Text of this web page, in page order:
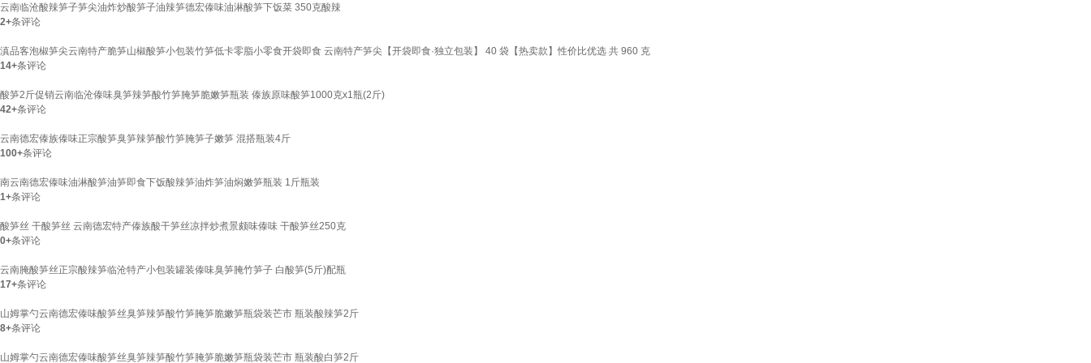
云南临沧酸辣笋子笋尖油炸炒酸笋子油辣笋德宏傣味油淋酸笋下饭菜 350克酸辣
2+条评论
滇品客泡椒笋尖云南特产脆笋山椒酸笋小包装竹笋低卡零脂小零食开袋即食 云南特产笋尖【开袋即食·独立包装】 40 袋【热卖款】性价比优选 共 960 克
14+条评论
酸笋2斤促销云南临沧傣味臭笋辣笋酸竹笋腌笋脆嫩笋瓶装 傣族原味酸笋1000克x1瓶(2斤)
42+条评论
云南德宏傣族傣味正宗酸笋臭笋辣笋酸竹笋腌笋子嫩笋 混搭瓶装4斤
100+条评论
南云南德宏傣味油淋酸笋油笋即食下饭酸辣笋油炸笋油焖嫩笋瓶装 1斤瓶装
1+条评论
酸笋丝 干酸笋丝 云南德宏特产傣族酸干笋丝凉拌炒煮景颇味傣味 干酸笋丝250克
0+条评论
云南腌酸笋丝正宗酸辣笋临沧特产小包装罐装傣味臭笋腌竹笋子 白酸笋(5斤)配瓶
17+条评论
山姆掌勺云南德宏傣味酸笋丝臭笋辣笋酸竹笋腌笋脆嫩笋瓶袋装芒市 瓶装酸辣笋2斤
8+条评论
山姆掌勺云南德宏傣味酸笋丝臭笋辣笋酸竹笋腌笋脆嫩笋瓶袋装芒市 瓶装酸白笋2斤